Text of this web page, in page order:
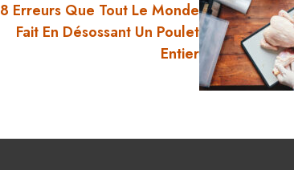
8 Erreurs Que Tout Le Monde
Fait En Désossant Un Poulet
Entier